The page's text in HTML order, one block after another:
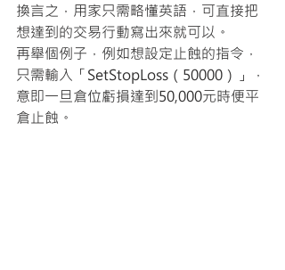
換言之，用家只需略懂英語，可直接把
想達到的交易行動寫出來就可以。
再舉個例子，例如想設定止蝕的指令，
只需輸入「SetStopLoss（50000）」，
意即一旦倉位虧損達到50,000元時便平
倉止蝕。